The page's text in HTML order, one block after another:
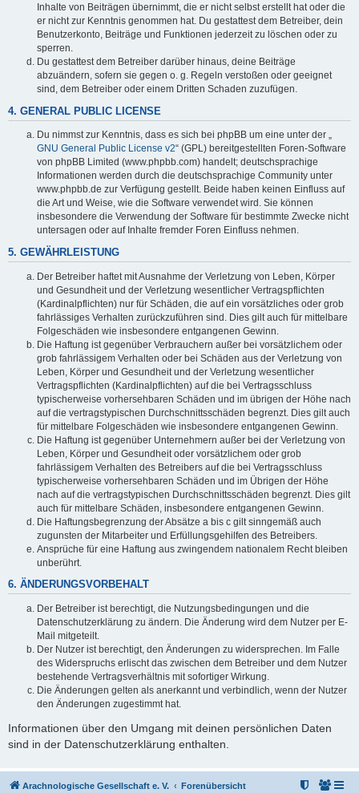
Inhalte von Beiträgen übernimmt, die er nicht selbst erstellt hat oder die
er nicht zur Kenntnis genommen hat. Du gestattest dem Betreiber, dein
Benutzerkonto, Beiträge und Funktionen jederzeit zu löschen oder zu
sperren.
Du gestattest dem Betreiber darüber hinaus, deine Beiträge
abzuändern, sofern sie gegen o. g. Regeln verstoßen oder geeignet
sind, dem Betreiber oder einem Dritten Schaden zuzufügen.
4. GENERAL PUBLIC LICENSE
Du nimmst zur Kenntnis, dass es sich bei phpBB um eine unter der „
GNU General Public License v2“ (GPL) bereitgestellten Foren-Software
von phpBB Limited (www.phpbb.com) handelt; deutschsprachige
Informationen werden durch die deutschsprachige Community unter
www.phpbb.de zur Verfügung gestellt. Beide haben keinen Einfluss auf
die Art und Weise, wie die Software verwendet wird. Sie können
insbesondere die Verwendung der Software für bestimmte Zwecke nicht
untersagen oder auf Inhalte fremder Foren Einfluss nehmen.
5. GEWÄHRLEISTUNG
Der Betreiber haftet mit Ausnahme der Verletzung von Leben, Körper
und Gesundheit und der Verletzung wesentlicher Vertragspflichten
(Kardinalpflichten) nur für Schäden, die auf ein vorsätzliches oder grob
fahrlässiges Verhalten zurückzuführen sind. Dies gilt auch für mittelbare
Folgeschäden wie insbesondere entgangenen Gewinn.
Die Haftung ist gegenüber Verbrauchern außer bei vorsätzlichem oder
grob fahrlässigem Verhalten oder bei Schäden aus der Verletzung von
Leben, Körper und Gesundheit und der Verletzung wesentlicher
Vertragspflichten (Kardinalpflichten) auf die bei Vertragsschluss
typischerweise vorhersehbaren Schäden und im übrigen der Höhe nach
auf die vertragstypischen Durchschnittsschäden begrenzt. Dies gilt auch
für mittelbare Folgeschäden wie insbesondere entgangenen Gewinn.
Die Haftung ist gegenüber Unternehmern außer bei der Verletzung von
Leben, Körper und Gesundheit oder vorsätzlichem oder grob
fahrlässigem Verhalten des Betreibers auf die bei Vertragsschluss
typischerweise vorhersehbaren Schäden und im Übrigen der Höhe
nach auf die vertragstypischen Durchschnittsschäden begrenzt. Dies gilt
auch für mittelbare Schäden, insbesondere entgangenen Gewinn.
Die Haftungsbegrenzung der Absätze a bis c gilt sinngemäß auch
zugunsten der Mitarbeiter und Erfüllungsgehilfen des Betreibers.
Ansprüche für eine Haftung aus zwingendem nationalem Recht bleiben
unberührt.
6. ÄNDERUNGSVORBEHALT
Der Betreiber ist berechtigt, die Nutzungsbedingungen und die
Datenschutzerklärung zu ändern. Die Änderung wird dem Nutzer per E-
Mail mitgeteilt.
Der Nutzer ist berechtigt, den Änderungen zu widersprechen. Im Falle
des Widerspruchs erlischt das zwischen dem Betreiber und dem Nutzer
bestehende Vertragsverhältnis mit sofortiger Wirkung.
Die Änderungen gelten als anerkannt und verbindlich, wenn der Nutzer
den Änderungen zugestimmt hat.
Informationen über den Umgang mit deinen persönlichen Daten
sind in der Datenschutzerklärung enthalten.
Arachnologische Gesellschaft e. V. Forenübersicht